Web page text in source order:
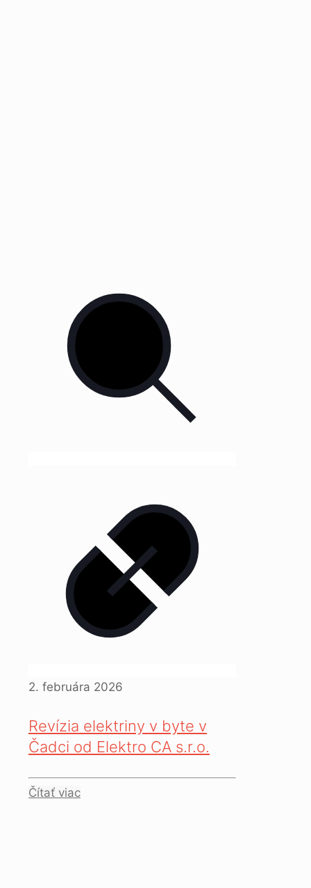
2. februára 2026
Revízia elektriny v byte v
Čadci od Elektro CA s.r.o.
Čítať viac